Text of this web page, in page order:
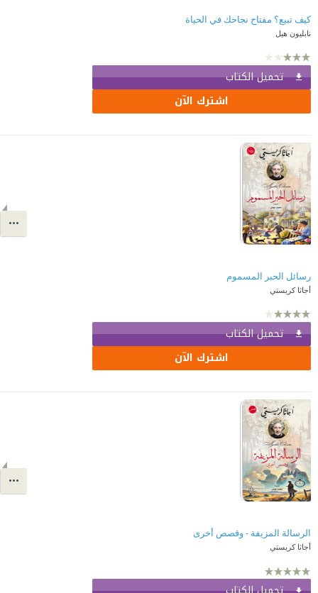
كيف تبيع؟ مفتاح نجاحك في الحياة
نابليون هيل
تحميل الكتاب
اشترك الآن
رسائل الحبر المسموم
أجاثا كريستي
تحميل الكتاب
اشترك الآن
الرسالة المزيفة - وقصص أخرى
أجاثا كريستي